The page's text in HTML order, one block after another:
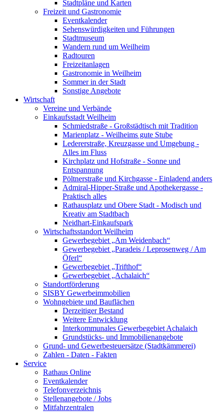
Stadtpläne und Karten
Freizeit und Gastronomie
Eventkalender
Sehenswürdigkeiten und Führungen
Stadtmuseum
Wandern rund um Weilheim
Radtouren
Freizeitanlagen
Gastronomie in Weilheim
Sommer in der Stadt
Sonstige Angebote
Wirtschaft
Vereine und Verbände
Einkaufsstadt Weilheim
Schmiedstraße - Großstädtisch mit Tradition
Marienplatz - Weilheims gute Stube
Ledererstraße, Kreuzgasse und Umgebung -
Alles im Fluss
Kirchplatz und Hofstraße - Sonne und
Entspannung
Pöltnerstraße und Kirchgasse - Einladend anders
Admiral-Hipper-Straße und Apothekergasse -
Praktisch alles
Rathausplatz und Obere Stadt - Modisch und
Kreativ am Stadtbach
Neidhart-Einkaufspark
Wirtschaftsstandort Weilheim
Gewerbegebiet „Am Weidenbach“
Gewerbegebiet „Paradeis / Leprosenweg / Am
Öferl“
Gewerbegebiet „Trifthof“
Gewerbegebiet „Achalaich“
Standortförderung
SISBY Gewerbeimmobilien
Wohngebiete und Bauflächen
Derzeitiger Bestand
Weitere Entwicklung
Interkommunales Gewerbegebiet Achalaich
Grundstücks- und Immobilienangebote
Grund- und Gewerbesteuersätze (Stadtkämmerei)
Zahlen - Daten - Fakten
Service
Rathaus Online
Eventkalender
Telefonverzeichnis
Stellenangebote / Jobs
Mitfahrzentralen